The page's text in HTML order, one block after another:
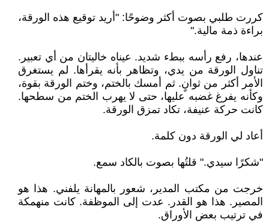
‏كررت طلبي بصوت أكثر وضوحًا: "أريد توقيع هذه الورقة،
براءة ذمة مالية."
‏عندها، رفع رأسه ببطء شديد. عيناه خاليتان من أي تعبير.
تناول الورقة من يدي، وتظاهر بأنه يقرأها. لم يستغرق
الأمر أكثر من ثوانٍ. ثم أمسك بالختم، وختم الورقة بقوة،
وكأنه يفرغ غضبه عليها، حتى لا يهرب الختم من سطحها.
كانت حركة عنيفة، تكاد تمزق الورقة.
‏أعاد لي الورقة دون كلمة.
‏"شكرًا سيدي." قلتُها بصوت بالكاد سمع.
‏خرجت من مكتب المدير، شعور بالمهانة يلفني. هذا هو
المصير. هذا هو القدر. عدت إلى الموظفة. كانت منهمكة
في ترتيب بعض الأوراق.